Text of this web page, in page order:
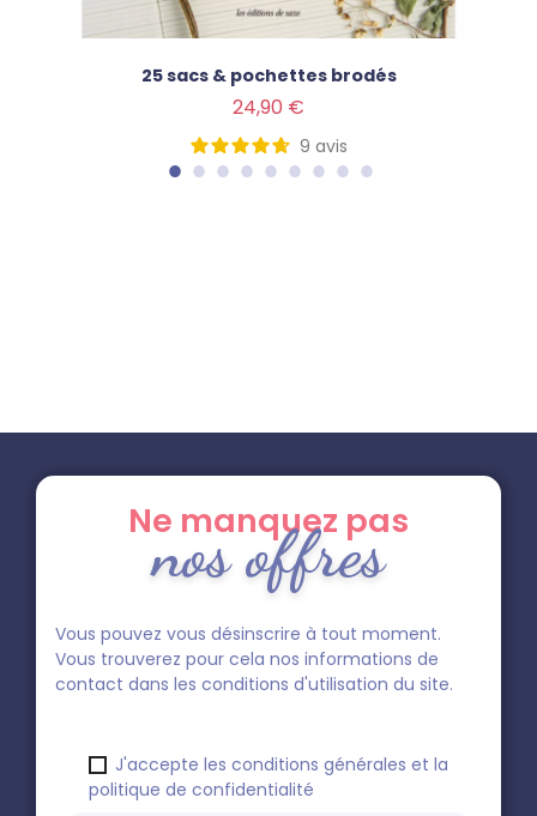
25 sacs & pochettes brodés
24,90 €
9 avis
Ne manquez pas
nos offres
Vous pouvez vous désinscrire à tout moment.
Vous trouverez pour cela nos informations de
contact dans les conditions d'utilisation du site.
J'accepte les conditions générales et la
politique de confidentialité